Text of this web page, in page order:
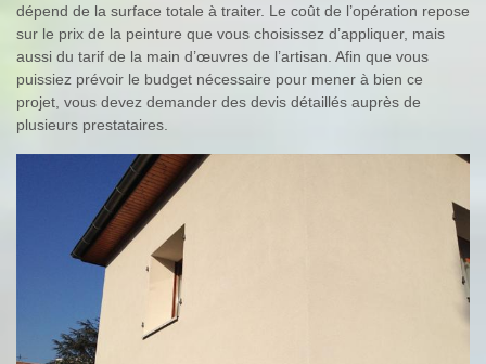
dépend de la surface totale à traiter. Le coût de l’opération repose
sur le prix de la peinture que vous choisissez d’appliquer, mais
aussi du tarif de la main d’œuvres de l’artisan. Afin que vous
puissiez prévoir le budget nécessaire pour mener à bien ce
projet, vous devez demander des devis détaillés auprès de
plusieurs prestataires.